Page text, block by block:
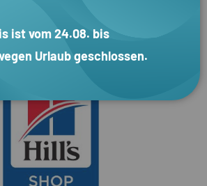
ist vom 24.08. bis
Urlaub geschlossen.